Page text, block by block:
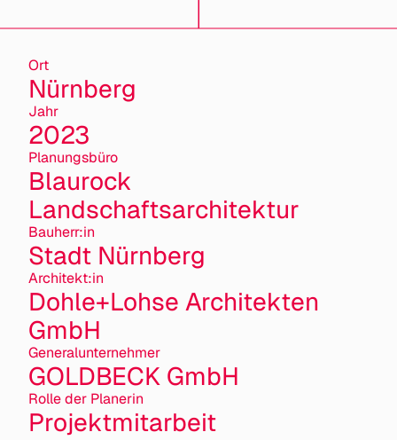
Ort
Nürnberg
Jahr
2023
Planungsbüro
Blaurock
Landschaftsarchitektur
Bauherr:in
Stadt Nürnberg
Architekt:in
Dohle+Lohse Architekten
GmbH
General­unternehmer
GOLDBECK GmbH
Rolle der Planerin
Projektmitarbeit